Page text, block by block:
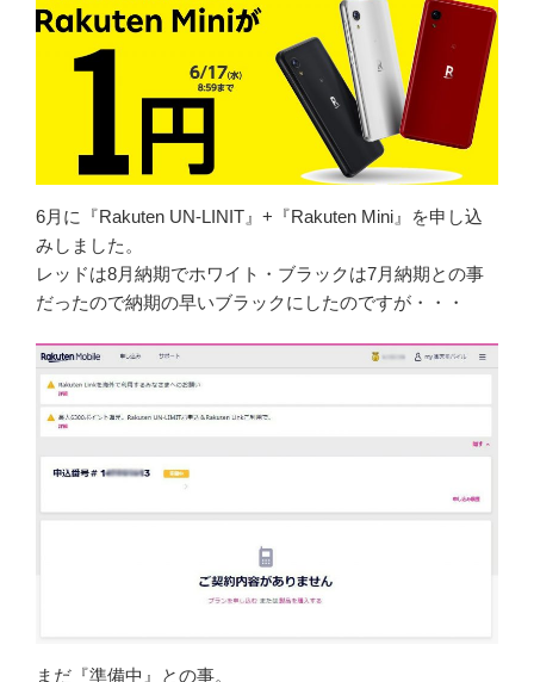
6月に『Rakuten UN-LINIT』+『Rakuten Mini』を申し込
みしました。
レッドは8月納期でホワイト・ブラックは7月納期との事
だったので納期の早いブラックにしたのですが・・・
まだ『準備中』との事。